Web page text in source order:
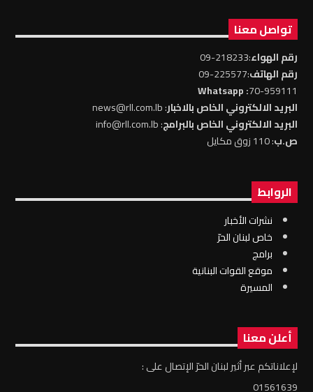
تواصل معنا
رقم الهواء:218233-09
رقم الهاتف:225577-09
70-959111
: Whatsapp
البريد الالكتروني الخاص بالاخبار: news@rll.com.lb
البريد الالكتروني الخاص بالبرامج: info@rll.com.lb
ص.ب: 110 زوق مكايل
الروابط
نشرات الأخبار
خاص لبنان الحرّ
برامج
موقع القوات البنانية
المسيرة
أعلن معنا
لإعلاناتكم عبر أثير لبنان الحرّ الإتصال على :
01561639